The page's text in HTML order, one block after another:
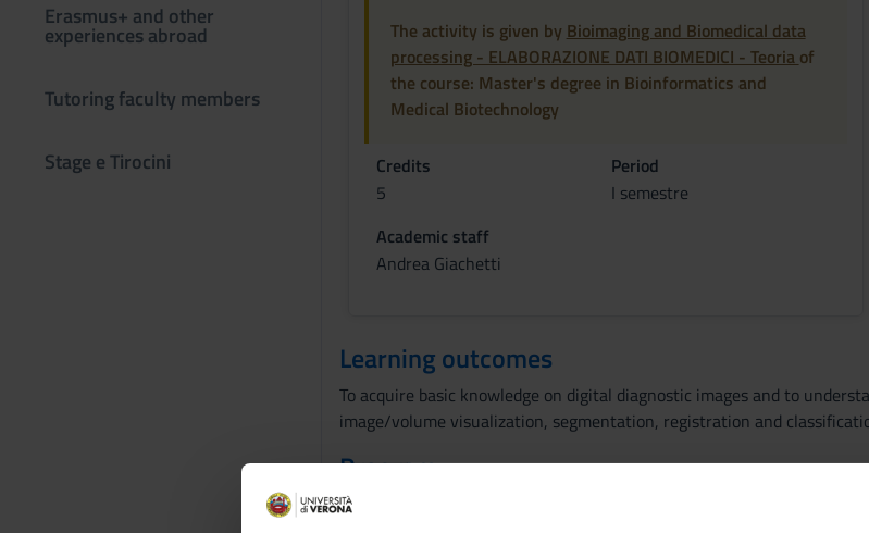
Erasmus+ and other
experiences abroad
Tutoring faculty members
Stage e Tirocini
The activity is given by Bioimaging and Biomedical data
processing - ELABORAZIONE DATI BIOMEDICI - Teoria of
the course: Master's degree in Bioinformatics and
Medical Biotechnology
Credits
5
Period
I semestre
Academic staff
Andrea Giachetti
Learning outcomes
To acquire basic knowledge on digital diagnostic images and to
image/volume visualization, segmentation, registration and
Program
1. Diagnostic imaging.